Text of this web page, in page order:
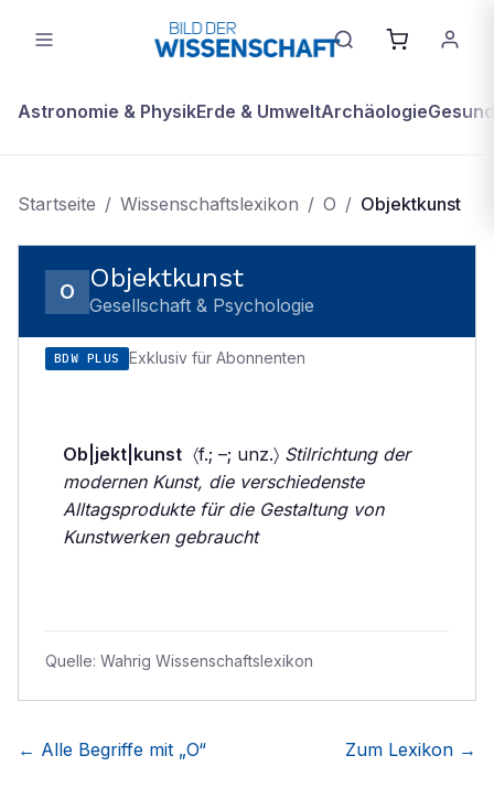
Astronomie & PhysikErde & UmweltArchäologie
Startseite / Wissenschaftslexikon / O / Objektkunst
O Objektkunst
Gesellschaft & Psychologie
BDW PLUS Exklusiv für Abonnenten
Ob|jekt|kunst 〈f.; –; unz.〉 Stilrichtung der
modernen Kunst, die verschiedenste
Alltagsprodukte für die Gestaltung von
Kunstwerken gebraucht
Quelle: Wahrig Wissenschaftslexikon
← Alle Begriffe mit „O“ Zum Lexikon →